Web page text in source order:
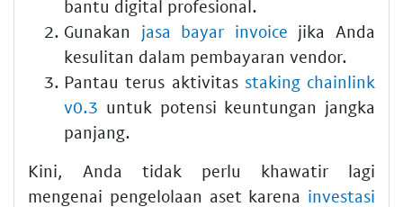
bantu digital profesional.
Gunakan jasa bayar invoice jika Anda
kesulitan dalam pembayaran vendor.
Pantau terus aktivitas staking chainlink
v0.3 untuk potensi keuntungan jangka
panjang.
Kini, Anda tidak perlu khawatir lagi
mengenai pengelolaan aset karena investasi